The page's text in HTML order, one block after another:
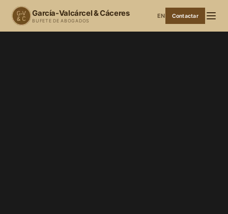
García-Valcárcel & Cáceres
BUFETE DE ABOGADOS
EN Contactar